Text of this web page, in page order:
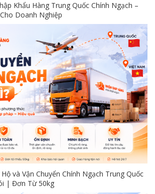
Khẩu Hàng Trung Quốc Chính Ngạch –
Doanh Nghiệp
và Vận Chuyển Chính Ngạch Trung Quốc
| Đơn Từ 50kg